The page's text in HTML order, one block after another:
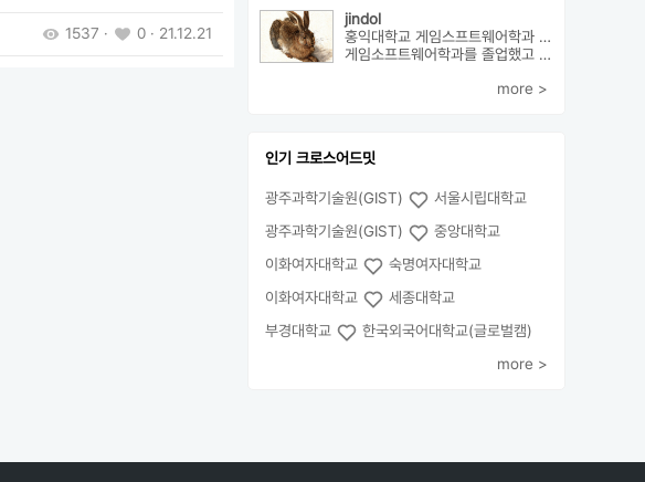
1537 · 0 · 21.12.21
jindol
홍익대학교 게임스프트웨어학과 외2개
게임소프트웨어학과를 졸업했고 학부에대한 설명과 진로에대해서 알려드릴수 ...
more >
인기 크로스어드밋
광주과학기술원(GIST)
서울시립대학교
광주과학기술원(GIST)
중앙대학교
이화여자대학교
숙명여자대학교
이화여자대학교
세종대학교
부경대학교
한국외국어대학교(글로벌캠)
more >